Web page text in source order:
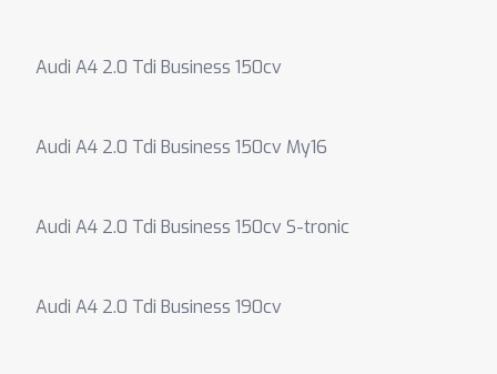
Audi A4 2.0 Tdi Business 150cv
Audi A4 2.0 Tdi Business 150cv My16
Audi A4 2.0 Tdi Business 150cv S-tronic
Audi A4 2.0 Tdi Business 190cv